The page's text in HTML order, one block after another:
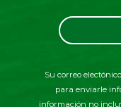
Su correo
para enviarle
información no